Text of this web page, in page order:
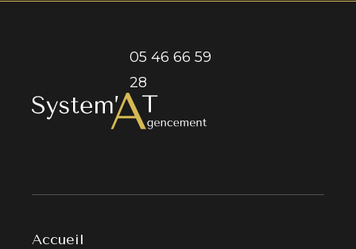
05 46 66 59
28
Accueil